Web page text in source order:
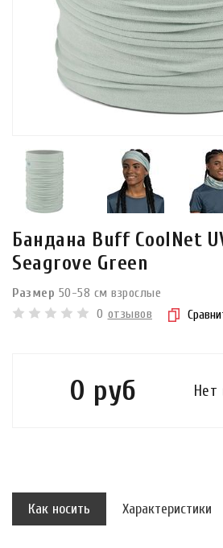
Бандана Buff CoolNet
Seagrove Green
Размер 50-58 см взрослые
0 отзывов
0 руб Нет
Как носить Характеристики